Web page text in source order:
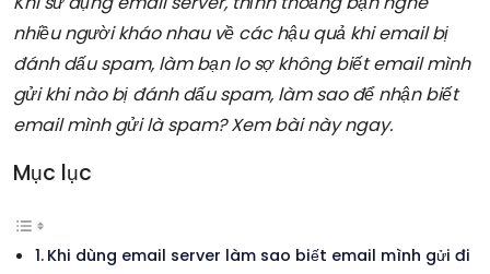
nhiều người kháo nhau về các hậu quả khi email bị
đánh dấu spam, làm bạn lo sợ không biết email mình
gửi khi nào bị đánh dấu spam, làm sao để nhận biết
email mình gửi là spam? Xem bài này ngay.
Mục lục
Khi dùng email server làm sao biết email mình gửi đi